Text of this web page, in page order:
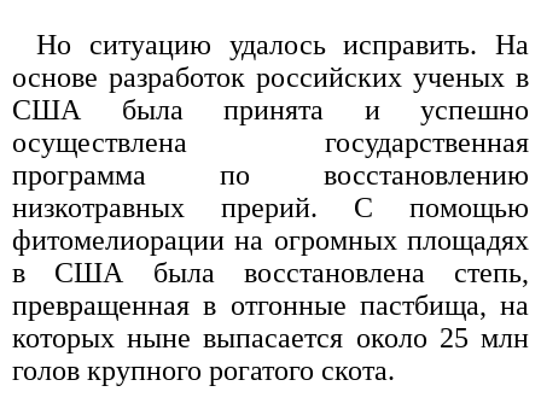
Но ситуацию удалось исправить. На
основе разработок российских ученых в
США была принята и успешно
осуществлена государственная
программа по восстановлению
низкотравных прерий. С помощью
фитомелиорации на огромных площадях
в США была восстановлена степь,
превращенная в отгонные пастбища, на
которых ныне выпасается около 25 млн
голов крупного рогатого скота.